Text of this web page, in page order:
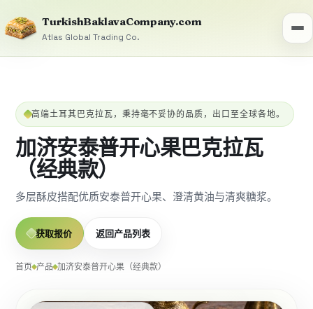
TurkishBaklavaCompany.com
Atlas Global Trading Co.
高端土耳其巴克拉瓦，秉持毫不妥协的品质，出口至全球各地。
加济安泰普开心果巴克拉瓦
（经典款）
多层酥皮搭配优质安泰普开心果、澄清黄油与清爽糖浆。
获取报价 返回产品列表
首页 产品 加济安泰普开心果（经典款）